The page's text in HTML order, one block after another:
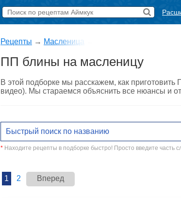
Рецепты → Масленица
ПП блины на масленицу
В этой подборке мы расскажем, как
видео). Мы стараемся объяснить все нюансы и
* Находите рецепты в подборке быстро! Просто введите часть
1 2 Вперед